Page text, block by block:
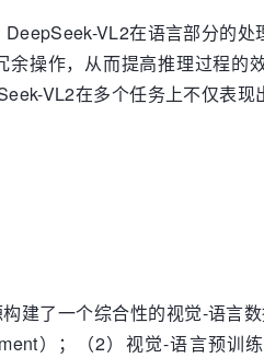
VL2在语言部分的
余操作，从而提高推理过程的
VL2在多个任务上不仅表
建了一个综合性的视觉-语言
）；（2）视觉-语言预训